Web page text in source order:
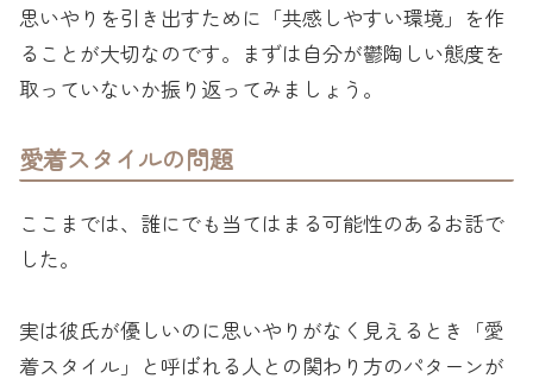
思いやりを引き出すために「共感しやすい環境」を作
ることが大切なのです。まずは自分が鬱陶しい態度を
取っていないか振り返ってみましょう。
愛着スタイルの問題
ここまでは、誰にでも当てはまる可能性のあるお話で
した。
実は彼氏が優しいのに思いやりがなく見えるとき「愛
着スタイル」と呼ばれる人との関わり方のパターンが